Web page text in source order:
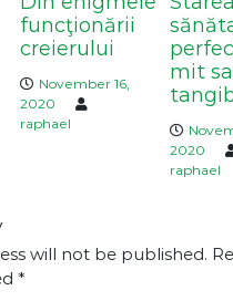
funcţionării
creierului
November 16,
2020
raphael
mit
2020
raphael
will not be published.
*